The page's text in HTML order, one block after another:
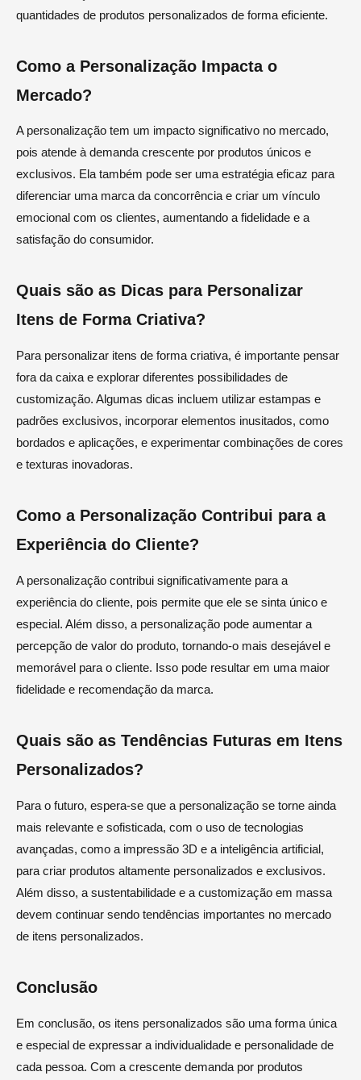
quantidades de produtos personalizados de forma eficiente.
Como a Personalização Impacta o
Mercado?
A personalização tem um impacto significativo no mercado,
pois atende à demanda crescente por produtos únicos e
exclusivos. Ela também pode ser uma estratégia eficaz para
diferenciar uma marca da concorrência e criar um vínculo
emocional com os clientes, aumentando a fidelidade e a
satisfação do consumidor.
Quais são as Dicas para Personalizar
Itens de Forma Criativa?
Para personalizar itens de forma criativa, é importante pensar
fora da caixa e explorar diferentes possibilidades de
customização. Algumas dicas incluem utilizar estampas e
padrões exclusivos, incorporar elementos inusitados, como
bordados e aplicações, e experimentar combinações de cores
e texturas inovadoras.
Como a Personalização Contribui para a
Experiência do Cliente?
A personalização contribui significativamente para a
experiência do cliente, pois permite que ele se sinta único e
especial. Além disso, a personalização pode aumentar a
percepção de valor do produto, tornando-o mais desejável e
memorável para o cliente. Isso pode resultar em uma maior
fidelidade e recomendação da marca.
Quais são as Tendências Futuras em Itens
Personalizados?
Para o futuro, espera-se que a personalização se torne ainda
mais relevante e sofisticada, com o uso de tecnologias
avançadas, como a impressão 3D e a inteligência artificial,
para criar produtos altamente personalizados e exclusivos.
Além disso, a sustentabilidade e a customização em massa
devem continuar sendo tendências importantes no mercado
de itens personalizados.
Conclusão
Em conclusão, os itens personalizados são uma forma única
e especial de expressar a individualidade e personalidade de
cada pessoa. Com a crescente demanda por produtos